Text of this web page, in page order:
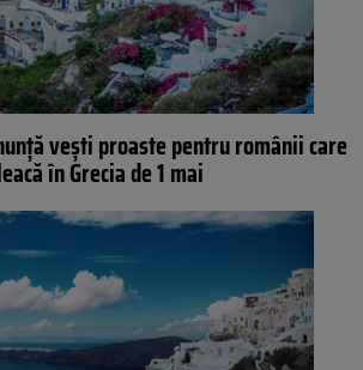
vești proaste pentru românii care
în Grecia de 1 mai